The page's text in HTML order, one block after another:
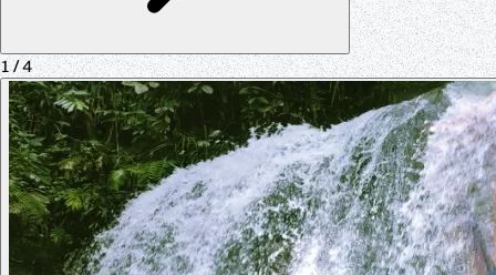
1/ 4